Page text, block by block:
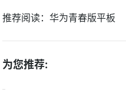
推荐阅读：华为青春版平板
为您推荐: